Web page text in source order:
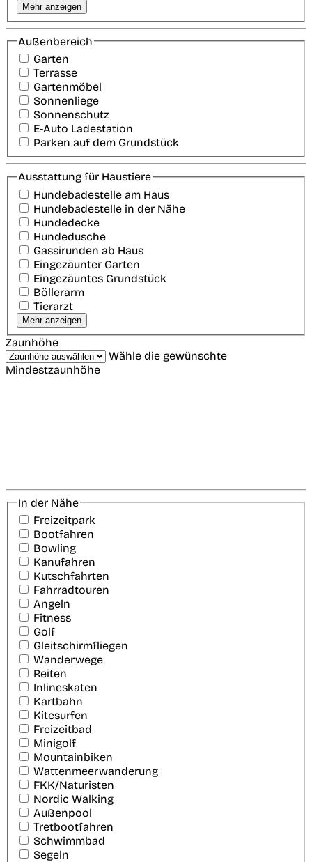
Mehr anzeigen
Außenbereich
Garten
Terrasse
Gartenmöbel
Sonnenliege
Sonnenschutz
E-Auto Ladestation
Parken auf dem Grundstück
Ausstattung für Haustiere
Hundebadestelle am Haus
Hundebadestelle in der Nähe
Hundedecke
Hundedusche
Gassirunden ab Haus
Eingezäunter Garten
Eingezäuntes Grundstück
Böllerarm
Tierarzt
Mehr anzeigen
Zaunhöhe
Wähle die gewünschte
Mindestzaunhöhe
In der Nähe
Freizeitpark
Bootfahren
Bowling
Kanufahren
Kutschfahrten
Fahrradtouren
Angeln
Fitness
Golf
Gleitschirmfliegen
Wanderwege
Reiten
Inlineskaten
Kartbahn
Kitesurfen
Freizeitbad
Minigolf
Mountainbiken
Wattenmeerwanderung
FKK/Naturisten
Nordic Walking
Außenpool
Tretbootfahren
Schwimmbad
Segeln